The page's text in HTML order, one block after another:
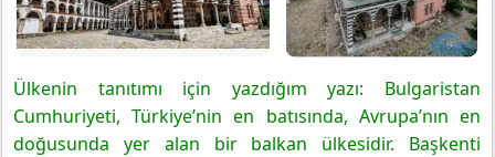
Ülkenin tanıtımı için yazdığım yazı: Bulgaristan
Cumhuriyeti, Türkiye’nin en batısında, Avrupa’nın en
doğusunda yer alan bir balkan ülkesidir. Başkenti